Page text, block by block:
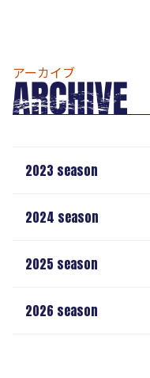
アーカイブ
2023 season
2024 season
2025 season
2026 season